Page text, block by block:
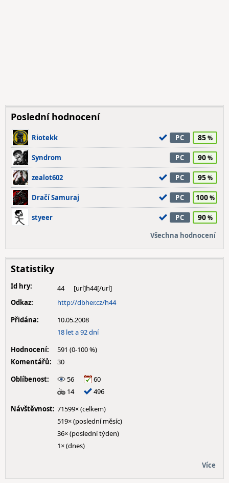
Poslední hodnocení
Riotekk PC 85
Syndrom PC 90
zealot602 PC 95
Dračí Samuraj PC 100
styeer PC 90
Všechna hodnocení
Statistiky
Id hry:
44
Odkaz:
http://dbher.cz/h44
Přidána:
10.05.2008
18 let a 92 dní
Hodnocení:
591 (0-100 %)
Komentářů:
30
Oblíbenost:
56
60
14
496
Návštěvnost: 71599× (celkem)
519× (poslední měsíc)
36× (poslední týden)
1× (dnes)
Více